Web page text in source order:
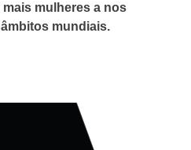
mulheres a nos
mundiais.